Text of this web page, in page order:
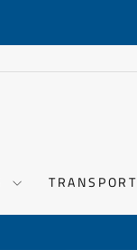
TRANSPORT